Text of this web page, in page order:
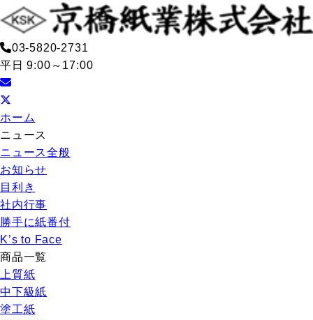
03-5820-2731
平日 9:00～17:00
ホーム
ニュース
ニュース全般
お知らせ
目利き
社内行事
勝手に紙番付
K’s to Face
商品一覧
上質紙
中下級紙
塗工紙